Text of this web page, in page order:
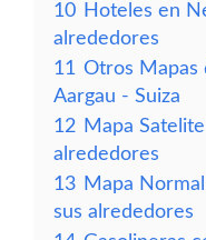
10 Hoteles en
alrededores
11 Otros Mapas
Aargau - Suiza
12 Mapa
alrededores
13 Mapa
sus alrededores